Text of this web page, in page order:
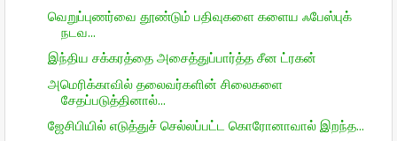
வெறுப்புணர்வை தூண்டும் பதிவுகளை களைய ஃபேஸ்புக்
நடவ...
இந்திய சக்கரத்தை அசைத்துப்பார்த்த சீன ட்ரகன்
அமெரிக்காவில் தலைவர்களின் சிலைகளை
சேதப்படுத்தினால்...
ஜேசிபியில் எடுத்துச் செல்லப்பட்ட கொரோனாவால் இறந்த...